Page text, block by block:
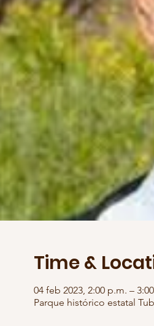
Time &
04 feb 2023, 2:00 p.m. –
Parque histórico estatal